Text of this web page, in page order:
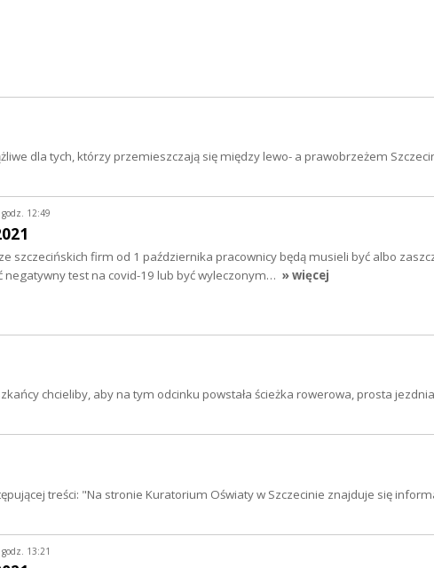
dla tych, którzy przemieszczają się między lewo- a prawobrzeżem
12:49
szczecińskich firm od 1 października pracownicy będą musieli być albo
negatywny test na covid-19 lub być wyleczonym… » więcej
chcieliby, aby na tym odcinku powstała ścieżka rowerowa, prosta
treści: "Na stronie Kuratorium Oświaty w Szczecinie znajduje się
13:21